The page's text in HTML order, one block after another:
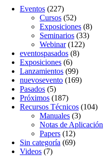
Eventos (227)
Cursos (52)
Exposiciones (8)
Seminarios (33)
Webinar(122)
eventospasados (8)
Exposiciones (6)
Lanzamientos (99)
nuevosevento (169)
Pasados (5)
Próximos (187)
Recursos Técnicos (104)
Manuales (3)
Notas de Aplicación
Papers (12)
Sin categoría (69)
Videos (7)